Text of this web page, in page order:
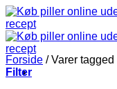
Fortsæt
til
indhold
Forside /Varer tagged
Filter